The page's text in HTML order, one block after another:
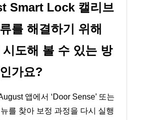
Smart Lock 캘리브
를 해결하기 위해
도해 볼 수 있는 방
가요?
앱에서 ‘Door Sense’ 또는
뉴를 찾아 보정 과정을 다시 실행